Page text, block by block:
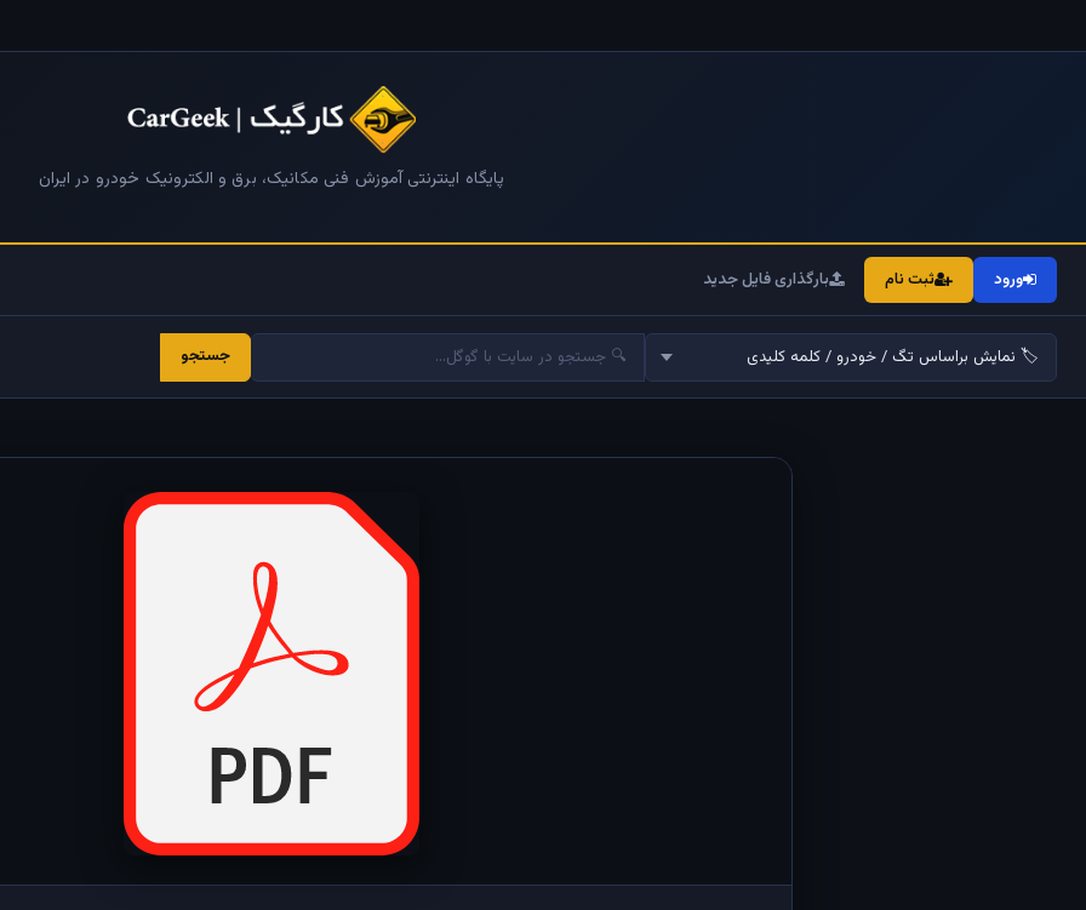
پایگاه اینترنتی آموزش فنی مکانیک، برق و الکترونیک خودرو در ایران
ورود ثبت نام بارگذاری فایل جدید
جستجو